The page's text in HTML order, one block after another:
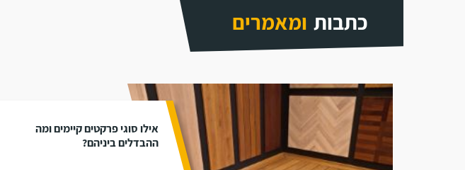
כתבות ומאמרים
אילו סוגי פרקטים קיימים ומה
ההבדלים ביניהם?